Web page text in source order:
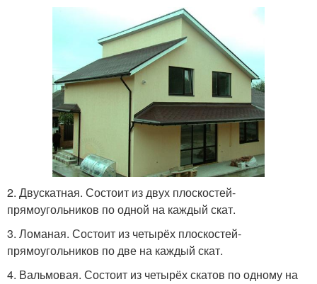
2. Двускатная. Состоит из двух плоскостей-
прямоугольников по одной на каждый скат.
3. Ломаная. Состоит из четырёх плоскостей-
прямоугольников по две на каждый скат.
4. Вальмовая. Состоит из четырёх скатов по одному на